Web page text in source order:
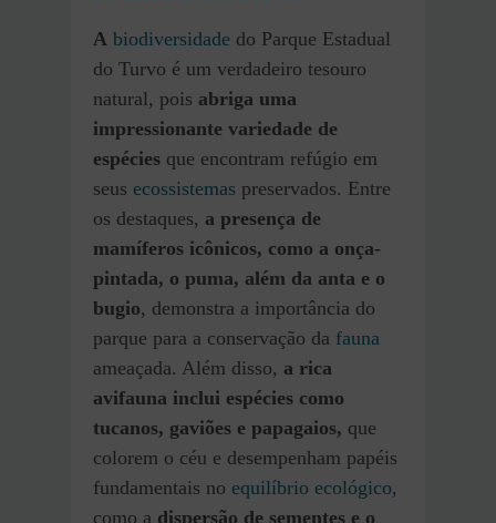
A biodiversidade do Parque Estadual
do Turvo é um verdadeiro tesouro
natural, pois abriga uma
impressionante variedade de
espécies que encontram refúgio em
seus ecossistemas preservados. Entre
os destaques, a presença de
mamíferos icônicos, como a onça-
pintada, o puma, além da anta e o
bugio, demonstra a importância do
parque para a conservação da fauna
ameaçada. Além disso, a rica
avifauna inclui espécies como
tucanos, gaviões e papagaios, que
colorem o céu e desempenham papéis
fundamentais no equilíbrio ecológico,
como a dispersão de sementes e o